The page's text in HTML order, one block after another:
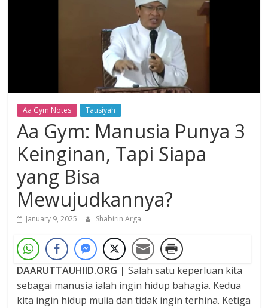
Aa Gym Notes Tausiyah
Aa Gym: Manusia Punya 3
Keinginan, Tapi Siapa
yang Bisa
Mewujudkannya?
January 9, 2025 Shabirin Arga
DAARUTTAUHIID.ORG | Salah satu keperluan kita
sebagai manusia ialah ingin hidup bahagia. Kedua
kita ingin hidup mulia dan tidak ingin terhina. Ketiga